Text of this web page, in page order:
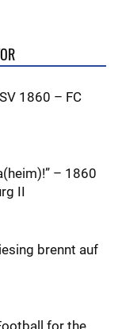
1860 – FC
– 1860
II
brennt auf